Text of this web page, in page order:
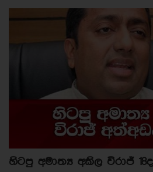
හිටපු අමාත්‍ය අකිල විරාජ්